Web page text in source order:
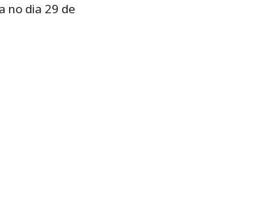
no dia 29 de